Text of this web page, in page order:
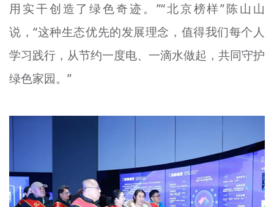
用实干创造了绿色奇迹。”“北京榜样”陈山山
说，“这种生态优先的发展理念，值得我们每个人
学习践行，从节约一度电、一滴水做起，共同守护
绿色家园。”